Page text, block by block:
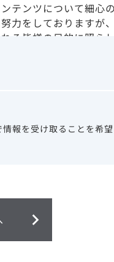
テンツについて細心
力をしておりますが
る皆様の目的に照ら
利用できなかったこ
の他医療関係者が行
サービスの利用規約（以
報を受け取ることを希望